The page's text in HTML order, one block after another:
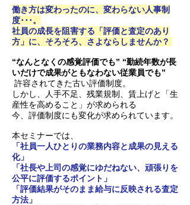
働き方は変わったのに、変わらない人事制
度･･･。
社員の成長を阻害する「評価と査定のあり
方」に、そろそろ、さよならしませんか？
“なんとなくの感覚評価でも” “勤続年数が長
いだけで成果がともなわない従業員でも”
許容されてきた古い評価制度。
しかし、人手不足、残業規制、賃上げと「生
産性を高めること」が求められる
今、評価制度にも変化が求められています。
本セミナーでは、
「社員一人ひとりの業務内容と成果の見える
化」
「社長や上司の感覚にゆだねない、頑張りを
公平に評価するポイント」
「評価結果がそのまま給与に反映される査定
方法」